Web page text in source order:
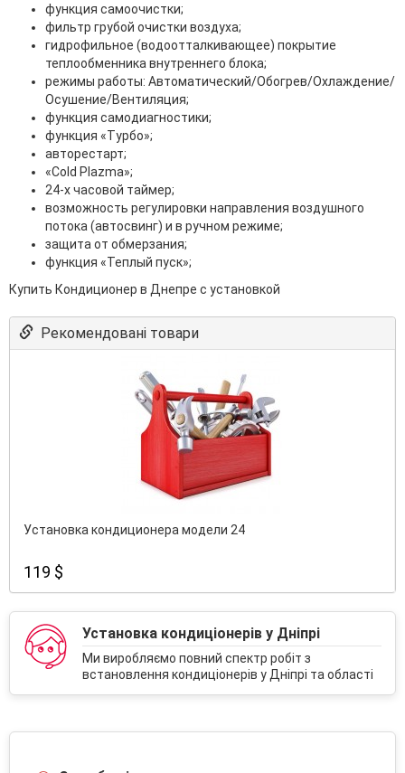
функция самоочистки;
фильтр грубой очистки воздуха;
гидрофильное (водоотталкивающее) покрытие
теплообменника внутреннего блока;
режимы работы: Автоматический/Обогрев/Охлаждение/
Осушение/Вентиляция;
функция самодиагностики;
функция «Турбо»;
авторестарт;
«Cold Plazma»;
24-х часовой таймер;
возможность регулировки направления воздушного
потока (автосвинг) и в ручном режиме;
защита от обмерзания;
функция «Теплый пуск»;
Купить Кондиционер в Днепре с установкой
Рекомендовані товари
Установка кондиционера модели 24
119 $
Установка кондиціонерів у Дніпрі
Ми виробляємо повний спектр робіт з
встановлення кондиціонерів у Дніпрі та області